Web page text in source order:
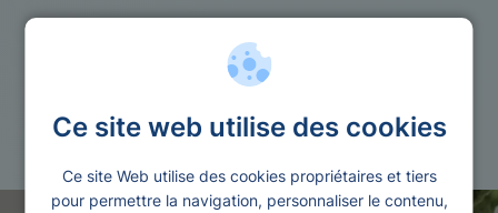
Ce site web utilise des cookies
Ce site Web utilise des cookies propriétaires et tiers
pour permettre la navigation, personnaliser le contenu,
Courtier en regroupement de credits